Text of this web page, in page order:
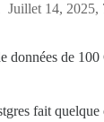
Juillet 14, 2025,
données de
fait